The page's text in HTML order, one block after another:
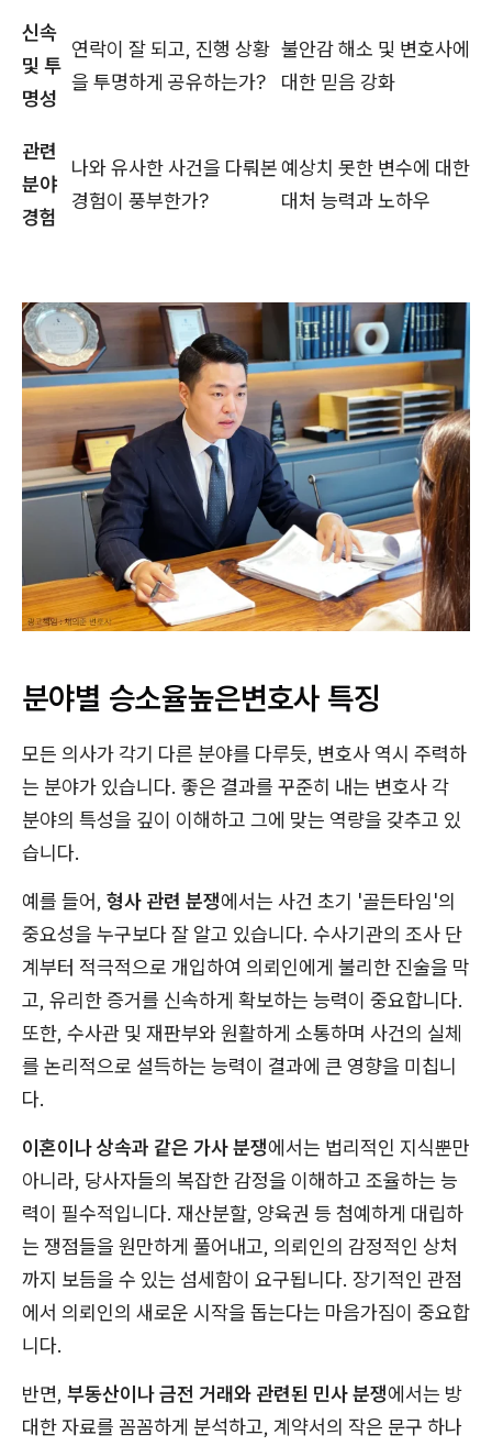
신속
및 투
명성
연락이 잘 되고, 진행 상황
을 투명하게 공유하는가?
불안감 해소 및 변호사에
대한 믿음 강화
관련
분야
경험
나와 유사한 사건을 다뤄본
경험이 풍부한가?
예상치 못한 변수에 대한
대처 능력과 노하우
분야별 승소율높은변호사 특징
모든 의사가 각기 다른 분야를 다루듯, 변호사 역시 주력하
는 분야가 있습니다. 좋은 결과를 꾸준히 내는 변호사 각
분야의 특성을 깊이 이해하고 그에 맞는 역량을 갖추고 있
습니다.
예를 들어, 형사 관련 분쟁에서는 사건 초기 '골든타임'의
중요성을 누구보다 잘 알고 있습니다. 수사기관의 조사 단
계부터 적극적으로 개입하여 의뢰인에게 불리한 진술을 막
고, 유리한 증거를 신속하게 확보하는 능력이 중요합니다.
또한, 수사관 및 재판부와 원활하게 소통하며 사건의 실체
를 논리적으로 설득하는 능력이 결과에 큰 영향을 미칩니
다.
이혼이나 상속과 같은 가사 분쟁에서는 법리적인 지식뿐만
아니라, 당사자들의 복잡한 감정을 이해하고 조율하는 능
력이 필수적입니다. 재산분할, 양육권 등 첨예하게 대립하
는 쟁점들을 원만하게 풀어내고, 의뢰인의 감정적인 상처
까지 보듬을 수 있는 섬세함이 요구됩니다. 장기적인 관점
에서 의뢰인의 새로운 시작을 돕는다는 마음가짐이 중요합
니다.
반면, 부동산이나 금전 거래와 관련된 민사 분쟁에서는 방
대한 자료를 꼼꼼하게 분석하고, 계약서의 작은 문구 하나